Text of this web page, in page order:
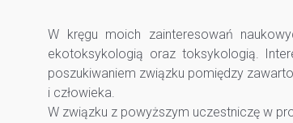
W kręgu moich zainteresowań
ekotoksykologią oraz toksykologią.
poszukiwaniem związku pomiędzy
i człowieka.
W związku z powyższym uczestniczę w